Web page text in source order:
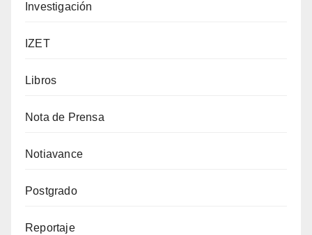
Investigación
IZET
Libros
Nota de Prensa
Notiavance
Postgrado
Reportaje